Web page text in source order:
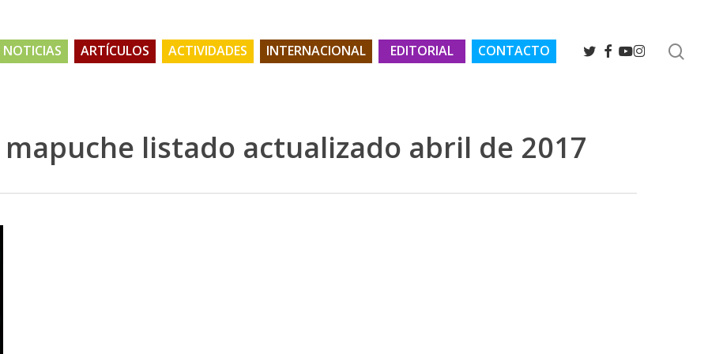
NOTICIAS ARTÍCULOS ACTIVIDADES INTERNACIONAL EDITORIAL CONTACTO TWITTER
FACEBOOK
YOUTUBE
INSTAGRAM
listado actualizado abril de 2017